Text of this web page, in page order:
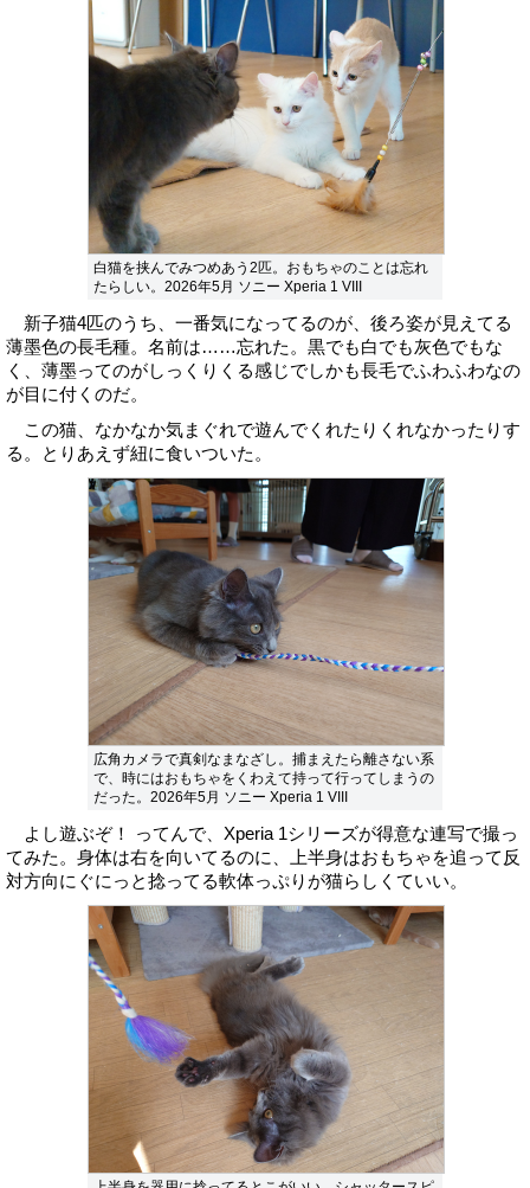
白猫を挟んでみつめあう2匹。おもちゃのことは忘れ
たらしい。2026年5月 ソニー Xperia 1 VIII
新子猫4匹のうち、一番気になってるのが、後ろ姿が見えてる
薄墨色の長毛種。名前は……忘れた。黒でも白でも灰色でもな
く、薄墨ってのがしっくりくる感じでしかも長毛でふわふわなの
が目に付くのだ。
この猫、なかなか気まぐれで遊んでくれたりくれなかったりす
る。とりあえず紐に食いついた。
広角カメラで真剣なまなざし。捕まえたら離さない系
で、時にはおもちゃをくわえて持って行ってしまうの
だった。2026年5月 ソニー Xperia 1 VIII
よし遊ぶぞ！ ってんで、Xperia 1シリーズが得意な連写で撮っ
てみた。身体は右を向いてるのに、上半身はおもちゃを追って反
対方向にぐにっと捻ってる軟体っぷりが猫らしくていい。